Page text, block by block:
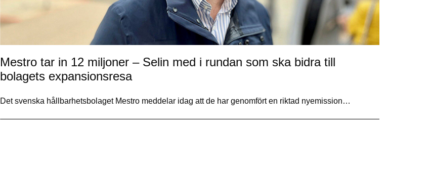
Mestro tar in 12 miljoner – Selin med i rundan som ska bidra till
bolagets expansionsresa
Det svenska hållbarhetsbolaget Mestro meddelar idag att de har genomfört en riktad nyemission…